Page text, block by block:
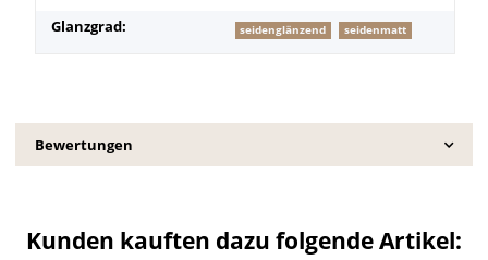
Glanzgrad: seidenglänzend seidenmatt
Bewertungen
Kunden kauften dazu folgende Artikel: